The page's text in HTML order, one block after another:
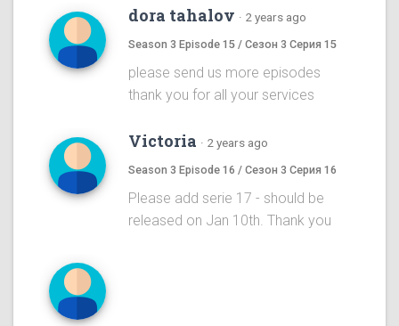
dora tahalov · 2 years ago
Season 3 Episode 15 / Сезон 3 Серия 15
please send us more episodes
thank you for all your services
Victoria · 2 years ago
Season 3 Episode 16 / Сезон 3 Серия 16
Please add serie 17 - should be
released on Jan 10th. Thank you